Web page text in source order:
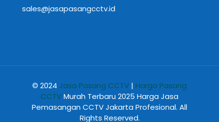
sales@jasapasangcctv.id
© 2024 Jasa Pasang CCTV | Harga Pasang
CCTVMurah Terbaru 2025 Harga Jasa
Pemasangan CCTV Jakarta Profesional. All
Rights Reserved.